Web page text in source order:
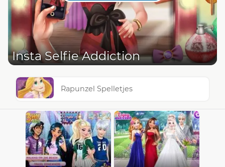
Insta Selfie Addiction
Rapunzel Spelletjes